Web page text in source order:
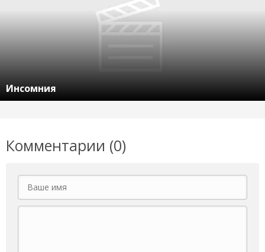
Инсомния
Комментарии (0)